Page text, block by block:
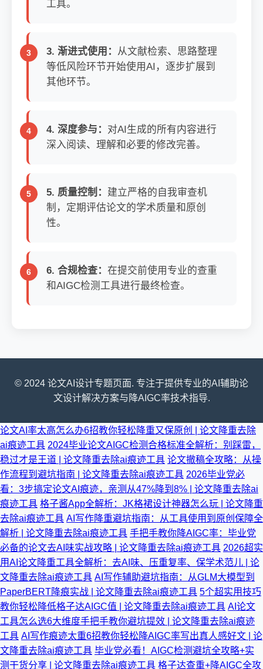
工具。
3. 渐进式使用： 从文献检索、思路整理
等低风险环节开始使用AI，逐步扩展到
其他环节。
4. 深度参与： 对AI生成的所有内容进行
深入阅读、理解和必要的修改完善。
5. 质量控制： 建立严格的自我审查机
制，定期评估论文的学术质量和原创
性。
6. 合规检查： 在提交前使用专业的查重
和AIGC检测工具进行最终检查。
© 2024 论文AI设计专题页面. 专注于提供专业的AI辅助论
文设计解决方案与降AIGC率技术指导.
论文AI率太高怎么办6招教你轻松降重又保原创 | 论文降重去除
ai痕迹工具 2024毕业论文AIGC检测合格标准全解析：别踩雷，
稳过才是王道 | 论文降重去除ai痕迹工具 论文撤稿全攻略：从操
作流程到避坑指南 | 论文降重去除ai痕迹工具 2026毕业党必
看：3步搞定论文AI痕迹，亲测从47%降到8% | 论文降重去除ai
痕迹工具 格子酱App全解析：JK格裙设计神器怎么玩 | 论文降重
去除ai痕迹工具 AI写作降重避坑指南：从工具使用到原创保障全
解析 | 论文降重去除ai痕迹工具 手把手教你降AIGC率：毕业党
必备的论文去AI味实战攻略 | 论文降重去除ai痕迹工具 2026超实
用AI论文降重工具全解析：去AI味、压重复率、保学术范儿 | 论
文降重去除ai痕迹工具 AI写作辅助避坑指南：从GLM大模型到
PaperBERT降痕实战 | 论文降重去除ai痕迹工具 5个超实用技巧
教你轻松降低格子达AIGC值 | 论文降重去除ai痕迹工具 AI论文
工具怎么选6大维度手把手教你避坑提效 | 论文降重去除ai痕迹
工具 AI写作痕迹太重6招教你轻松降AIGC率写出真人感好文 | 论
文降重去除ai痕迹工具 毕业党必看！AIGC检测避坑全攻略+实
测干货分享 | 论文降重去除ai痕迹工具 格子达查重+降AIGC全攻